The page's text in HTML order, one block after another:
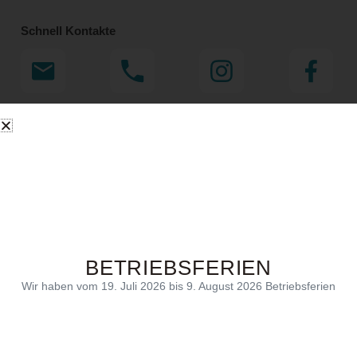
Schnell Kontakte
Anfahrt
BETRIEBSFERIEN
Wir haben vom 19. Juli 2026 bis 9. August 2026 Betriebsferien